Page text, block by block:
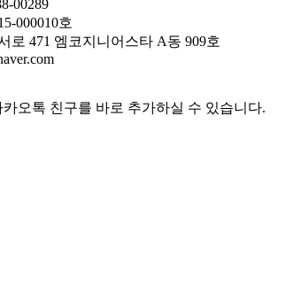
00289
000010호
로 471 엠코지니어스타 A동 909호
오톡 친구를 바로 추가하실 수 있습니다.